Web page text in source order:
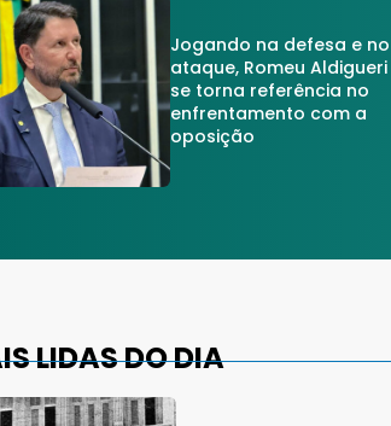
Jogando na defesa e no
ataque, Romeu Aldigueri
se torna referência no
enfrentamento com a
oposição
LIDAS DO DIA